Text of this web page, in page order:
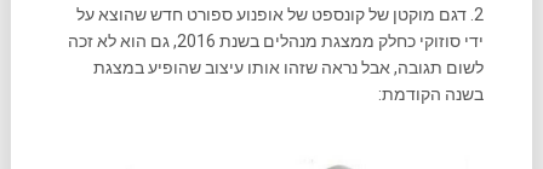
2. דגם מוקטן של קונספט של אופנוע ספורט חדש שהוצא על
ידי סוזוקי כחלק ממצגת מנהלים בשנת 2016, גם הוא לא זכה
לשום תגובה, אבל נראה שזהו אותו עיצוב שהופיע במצגת
בשנה הקודמת: